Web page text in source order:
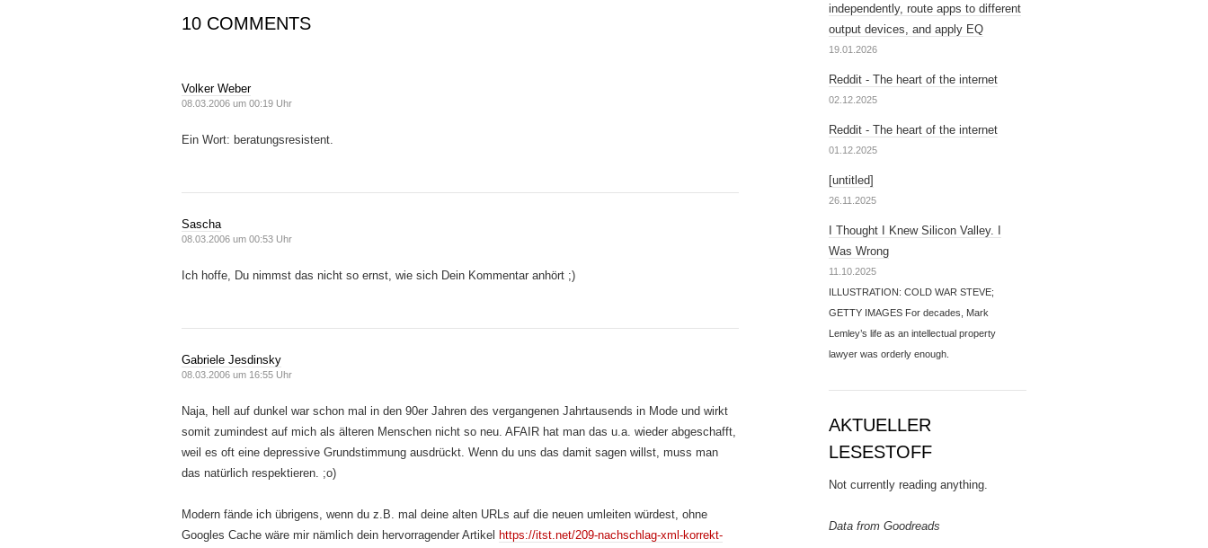
10 COMMENTS
Volker Weber
08.03.2006 um 00:19 Uhr
Ein Wort: beratungsresistent.
Sascha
08.03.2006 um 00:53 Uhr
Ich hoffe, Du nimmst das nicht so ernst, wie sich Dein Kommentar anhört ;)
Gabriele Jesdinsky
08.03.2006 um 16:55 Uhr
Naja, hell auf dunkel war schon mal in den 90er Jahren des vergangenen Jahrtausends in Mode und wirkt
somit zumindest auf mich als älteren Menschen nicht so neu. AFAIR hat man das u.a. wieder abgeschafft,
weil es oft eine depressive Grundstimmung ausdrückt. Wenn du uns das damit sagen willst, muss man
das natürlich respektieren. ;o)
Modern fände ich übrigens, wenn du z.B. mal deine alten URLs auf die neuen umleiten würdest, ohne
Googles Cache wäre mir nämlich dein hervorragender Artikel https://itst.net/209-nachschlag-xml-korrekt-
independently, route apps to different
output devices, and apply EQ
19.01.2026
Reddit - The heart of the internet
02.12.2025
Reddit - The heart of the internet
01.12.2025
[untitled]
26.11.2025
I Thought I Knew Silicon Valley. I
Was Wrong
11.10.2025
ILLUSTRATION: COLD WAR STEVE;
GETTY IMAGES For decades, Mark
Lemley’s life as an intellectual property
lawyer was orderly enough.
AKTUELLER
LESESTOFF
Not currently reading anything.
Data from Goodreads